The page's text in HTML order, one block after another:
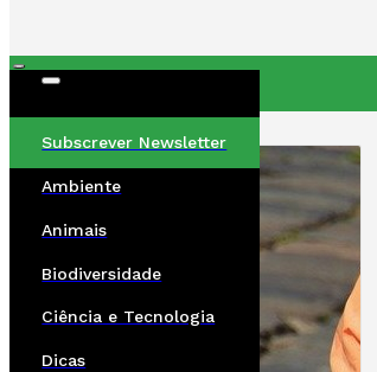
Subscrever Newsletter
Ambiente
Animais
Biodiversidade
Ciência e Tecnologia
Dicas